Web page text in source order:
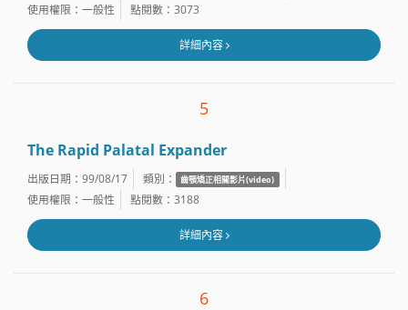
使用權限：一般性 點閱數：3073
詳細內容
5
The Rapid Palatal Expander
出版日期：99/08/17 類別： 齒顎矯正相關影片(video)
使用權限：一般性 點閱數：3188
詳細內容
6